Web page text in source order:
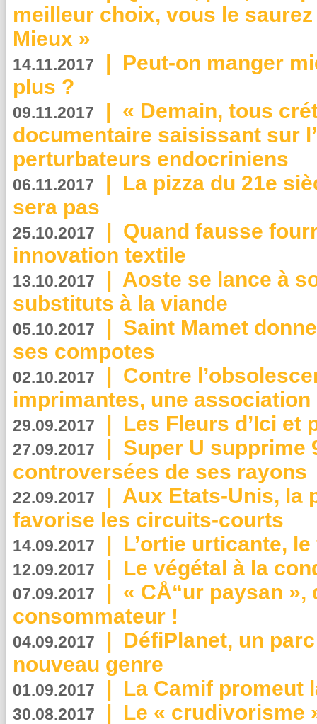
meilleur choix, vous le
Mieux »
14.11.2017 | Peut-on manger
plus ?
09.11.2017 | « Demain, tous
documentaire saisissant sur
perturbateurs endocriniens
06.11.2017 | La pizza du 21e
sera pas
25.10.2017 | Quand fausse
innovation textile
13.10.2017 | Aoste se lance à
substituts à la viande
05.10.2017 | Saint Mamet
ses compotes
02.10.2017 | Contre
imprimantes, une
29.09.2017 | Les Fleurs d’Ici et
27.09.2017 | Super U supprime
controversées de ses rayons
22.09.2017 | Aux Etats-Unis, la
favorise les circuits-courts
14.09.2017 | L’ortie urticante,
12.09.2017 | Le végétal à la
07.09.2017 | « CÅ“ur paysan
consommateur !
04.09.2017 | DéfiPlanet, un
nouveau genre
01.09.2017 | La Camif promeut
30.08.2017 | Le « crudivorisme